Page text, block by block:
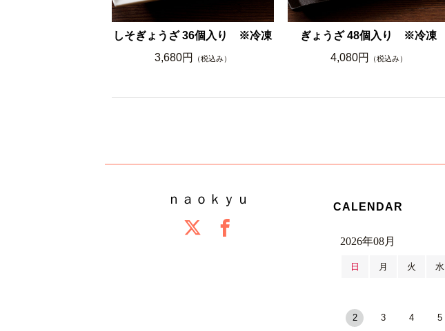
しそぎょうざ 36個入り ※冷凍
3,680円
（税込み）
ぎょうざ 48個入り ※冷凍
4,080円
（税込み）
ｎａｏｋｙｕ
CALENDAR
2026年08月
日 月 火 水
2 3 4 5